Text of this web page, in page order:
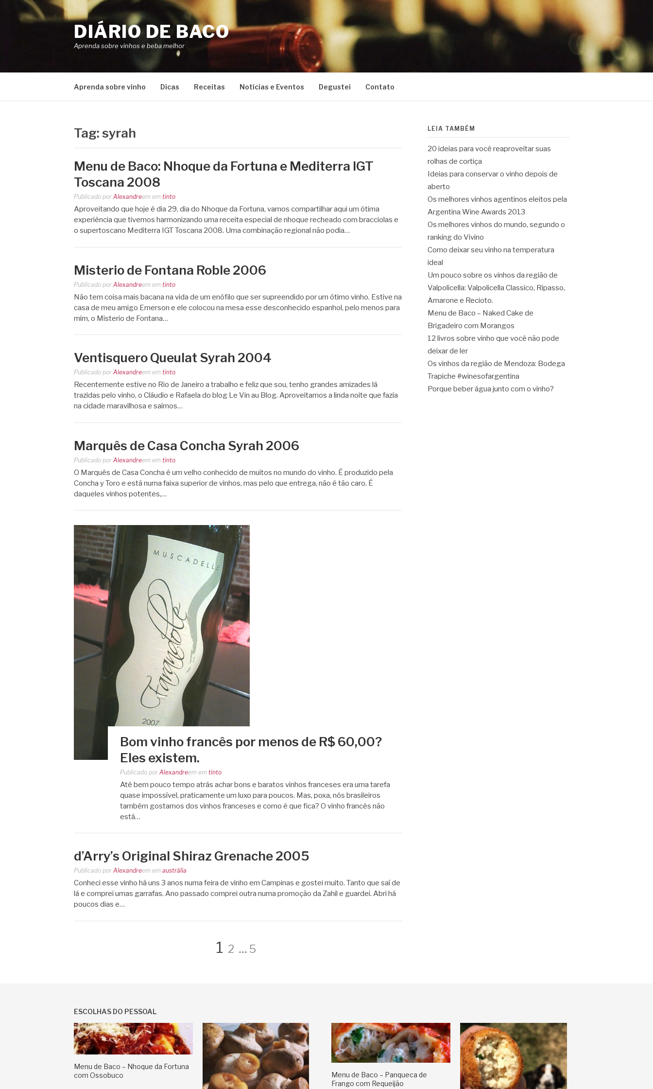
DIÁRIO DE BACO
Aprenda sobre vinhos e beba melhor
Aprenda sobre vinho Dicas Receitas Notícias e Eventos Degustei Contato
Tag:syrah
Menu de Baco: Nhoque da Fortuna e Mediterra IGT
Toscana 2008
Publicado por Alexandreem em tinto
Aproveitando que hoje é dia 29, dia do Nhoque da Fortuna, vamos compartilhar aqui um ótima
experiência que tivemos harmonizando uma receita especial de nhoque recheado com bracciolas e
o supertoscano Mediterra IGT Toscana 2008. Uma combinação regional não podia…
Misterio de Fontana Roble 2006
Publicado por Alexandreem em tinto
Não tem coisa mais bacana na vida de um enófilo que ser supreendido por um ótimo vinho. Estive na
casa de meu amigo Emerson e ele colocou na mesa esse desconhecido espanhol, pelo menos para
mim, o Misterio de Fontana…
Ventisquero Queulat Syrah 2004
Publicado por Alexandreem em tinto
Recentemente estive no Rio de Janeiro a trabalho e feliz que sou, tenho grandes amizades lá
trazidas pelo vinho, o Cláudio e Rafaela do blog Le Vin au Blog. Aproveitamos a linda noite que fazia
na cidade maravilhosa e saímos…
Marquês de Casa Concha Syrah 2006
Publicado por Alexandreem em tinto
O Marquês de Casa Concha é um velho conhecido de muitos no mundo do vinho. É produzido pela
Concha y Toro e está numa faixa superior de vinhos, mas pelo que entrega, não é tão caro. É
daqueles vinhos potentes,…
Bom vinho francês por menos de R$ 60,00?
Eles existem.
Publicado por Alexandreem em tinto
Até bem pouco tempo atrás achar bons e baratos vinhos franceses era uma tarefa
quase impossível, praticamente um luxo para poucos. Mas, poxa, nós brasileiros
também gostamos dos vinhos franceses e como é que fica? O vinho francês não
está…
d’Arry’s Original Shiraz Grenache 2005
Publicado por Alexandreem em austrália
Conheci esse vinho há uns 3 anos numa feira de vinho em Campinas e gostei muito. Tanto que saí de
lá e comprei umas garrafas. Ano passado comprei outra numa promoção da Zahil e guardei. Abri há
poucos dias e…
posts
Página
1 Página
2 … Página
5
LEIA TAMBÉM
20 ideias para você reaproveitar suas
rolhas de cortiça
Ideias para conservar o vinho depois de
aberto
Os melhores vinhos agentinos eleitos pela
Argentina Wine Awards 2013
Os melhores vinhos do mundo, segundo o
ranking do Vivino
Como deixar seu vinho na temperatura
ideal
Um pouco sobre os vinhos da região de
Valpolicella: Valpolicella Classico, Ripasso,
Amarone e Recioto.
Menu de Baco – Naked Cake de
Brigadeiro com Morangos
12 livros sobre vinho que você não pode
deixar de ler
Os vinhos da região de Mendoza: Bodega
Trapiche #winesofargentina
Porque beber água junto com o vinho?
ESCOLHAS DO PESSOAL
Menu de Baco – Nhoque da Fortuna
com Ossobuco
Menu de Baco – Panqueca de
Frango com Requeijão